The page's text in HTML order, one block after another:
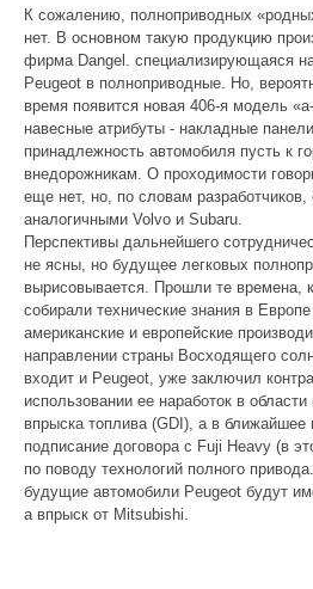
К сожалению, полноприводных
нет. В основном такую продукцию
фирма Dangel. специализирующаяся
Peugeot в полноприводные. Но,
время появится новая 406-я модель
навесные атрибуты - накладные
принадлежность автомобиля пусть к
внедорожникам. О проходимости
еще нет, но, по словам
аналогичными Volvo и Subaru.
Перспективы дальнейшего
не ясны, но будущее легковых
вырисовывается. Прошли те времена,
собирали технические знания в
американские и европейские
направлении страны Восходящего
входит и Peugeot, уже заключил
использовании ее наработок в области
впрыска топлива (GDI), а в ближайшее
подписание договора с Fuji Heavy (в
по поводу технологий полного
будущие автомобили Peugeot будут
а впрыск от Mitsubishi.